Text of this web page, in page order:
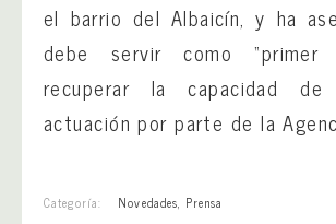
el barrio del Albaicín, y ha
debe servir como “primer
recuperar la capacidad
actuación por parte de la
Categoría: Novedades, Prensa